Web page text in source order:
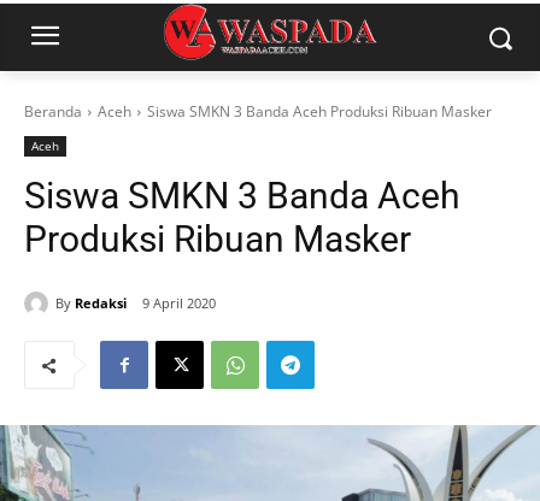
Beranda Aceh Siswa SMKN 3 Banda Aceh Produksi Ribuan Masker
Aceh
Siswa SMKN 3 Banda Aceh
Produksi Ribuan Masker
By Redaksi 9 April 2020